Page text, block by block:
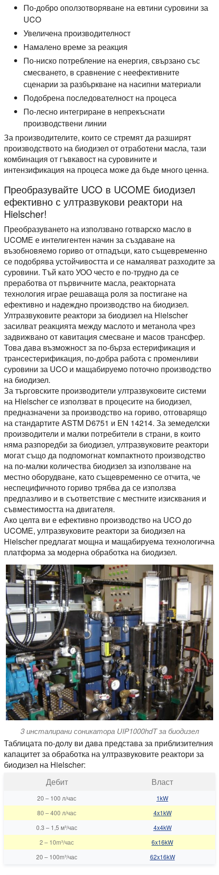
По-добро оползотворяване на евтини суровини за
UCO
Увеличена производителност
Намалено време за реакция
По-ниско потребление на енергия, свързано със
смесването, в сравнение с неефективните
сценарии за разбъркване на насипни материали
Подобрена последователност на процеса
По-лесно интегриране в непрекъснати
производствени линии
За производителите, които се стремят да разширят
производството на биодизел от отработени масла, тази
комбинация от гъвкавост на суровините и
интензификация на процеса може да бъде много ценна.
Преобразувайте UCO в UCOME биодизел
ефективно с ултразвукови реактори на
Hielscher!
Преобразуването на използвано готварско масло в
UCOME е интелигентен начин за създаване на
възобновяемо гориво от отпадъци, като същевременно
се подобрява устойчивостта и се намаляват разходите за
суровини. Тъй като УОО често е по-трудно да се
преработва от първичните масла, реакторната
технология играе решаваща роля за постигане на
ефективно и надеждно производство на биодизел.
Ултразвуковите реактори за биодизел на Hielscher
засилват реакцията между маслото и метанола чрез
задвижвано от кавитация смесване и масов трансфер.
Това дава възможност за по-бърза естерификация и
трансестерификация, по-добра работа с променливи
суровини за UCO и мащабируемо поточно производство
на биодизел.
За търговските производители ултразвуковите системи
на Hielscher се използват в процесите на биодизел,
предназначени за производство на гориво, отговарящо
на стандартите ASTM D6751 и EN 14214. За земеделски
производители и малки потребители в страни, в които
няма разпоредби за биодизел, ултразвуковите реактори
могат също да подпомогнат компактното производство
на по-малки количества биодизел за използване на
местно оборудване, като същевременно се отчита, че
неспецифичното гориво трябва да се използва
предпазливо и в съответствие с местните изисквания и
съвместимостта на двигателя.
Ако целта ви е ефективно производство на UCO до
UCOME, ултразвуковите реактори за биодизел на
Hielscher предлагат мощна и мащабируема технологична
платформа за модерна обработка на биодизел.
3 инсталирани соникатора UIP1000hdT за биодизел
Таблицата по-долу ви дава представа за приблизителния
капацитет за обработка на ултразвуковите реактори за
биодизел на Hielscher:
Дебит
Власт
20 – 100 л/час
1kW
80 –400 л/час
4x1kW
0.3 – 1,5 м³/час
4x4kW
2 – 10m³/час
6x16kW
20 – 100m³/час 62x16kW